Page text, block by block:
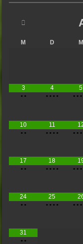
M D M
3
• •
4
• • • •
5
• • •
10
• •
11
• • • •
• • •
17
• •
18
• • • •
• • •
24
• •
25
• • • •
• • •
31
• •